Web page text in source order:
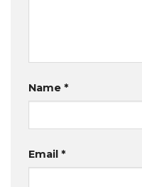
Name *
Email *